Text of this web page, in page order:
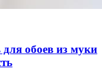
для обоев из муки